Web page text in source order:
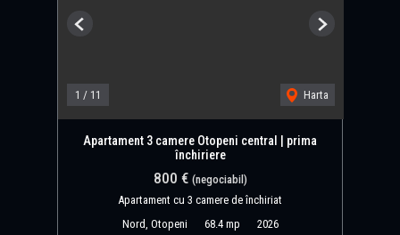
1 / 11 Harta
Previous Next
Apartament 3 camere Otopeni central | prima
închiriere
800 € (negociabil)
Apartament cu 3 camere de închiriat
Nord, Otopeni
68.4 mp 2026